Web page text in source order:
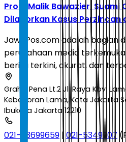
Profil Malik Bawazier, Suami
Dilaporkan Kasus Perzinaan
JawaPos.com adalah bagian
perusahaan media
berita terkini, akurat, dan
Graha Pena Lt.2 Jl. Raya Kby.
Kebayoran Lama, Kota Jakarta
Ibukota Jakarta 12210
021-53699659 | 021-5349207